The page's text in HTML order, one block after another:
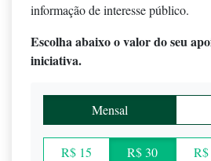
informação de interesse público.
Escolha abaixo o valor do seu
iniciativa.
Mensal
R$ 15 R$ 30